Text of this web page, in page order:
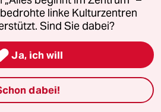
als Triebabfuhr
linke Kulturzentren
Sind Sie dabei?
Ja, ich will
dabei!